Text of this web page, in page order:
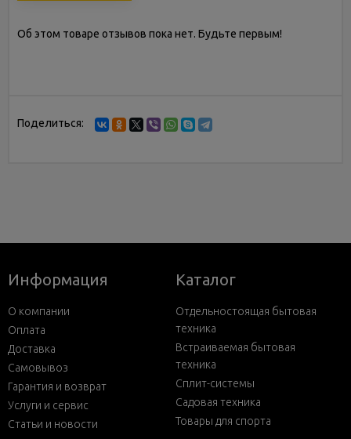
Об этом товаре отзывов пока нет. Будьте первым!
Поделиться:
Информация
О компании
Оплата
Доставка
Самовывоз
Гарантия и возврат
Услуги и сервис
Статьи и новости
Каталог
Отдельностоящая бытовая
техника
Встраиваемая бытовая
техника
Сплит-системы
Садовая техника
Товары для спорта